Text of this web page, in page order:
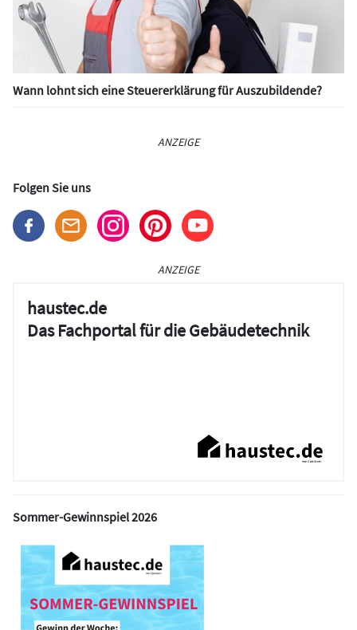
Wann lohnt sich eine Steuererklärung für Auszubildende?
ANZEIGE
Folgen Sie uns
ANZEIGE
haustec.de
Das Fachportal für die Gebäudetechnik
Sommer-Gewinnspiel 2026